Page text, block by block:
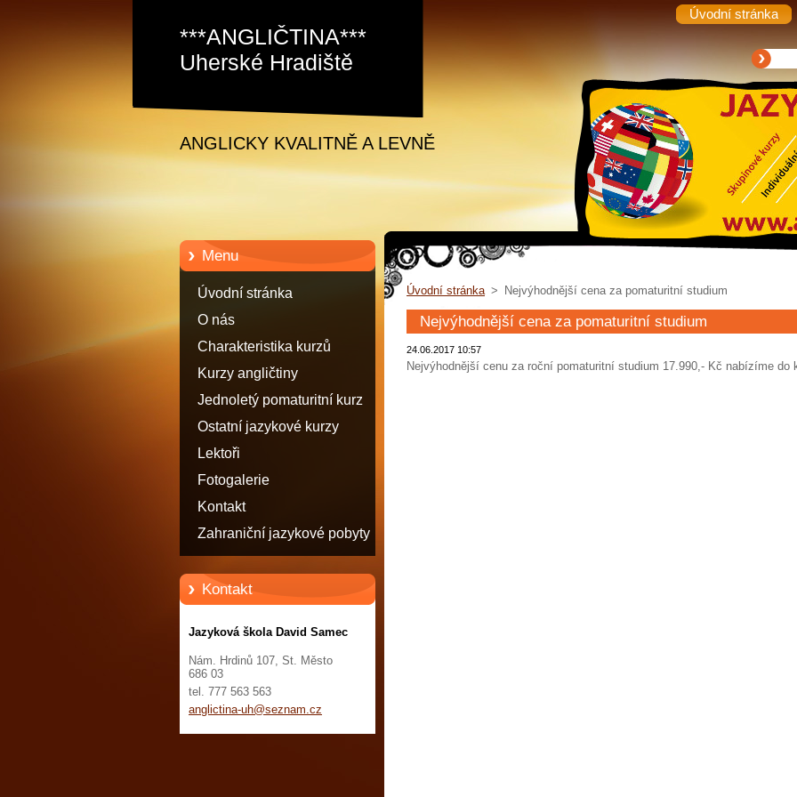
Úvodní stránka
***ANGLIČTINA***
Uherské Hradiště
Samec
ANGLICKY KVALITNĚ A LEVNĚ
Menu
Úvodní stránka
O nás
Charakteristika kurzů
anglického jazyka
Kurzy angličtiny
Jednoletý pomaturitní kurz
angličtiny - STATUT
STUDENTA
Ostatní jazykové kurzy
Lektoři
Fotogalerie
Kontakt
Zahraniční jazykové pobyty
Kontakt
Jazyková škola David Samec
Nám. Hrdinů 107, St. Město
686 03
tel. 777 563 563
anglictina-uh@seznam.cz
Úvodní stránka > Nejvýhodnější cena za pomaturitní studium
Nejvýhodnější cena za pomaturitní studium
24.06.2017 10:57
Nejvýhodnější cenu za roční pomaturitní studium 17.990,- Kč nabízíme do